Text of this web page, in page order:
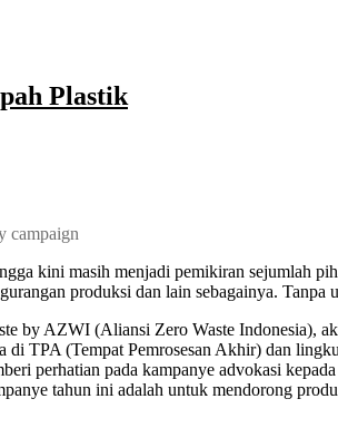
Plastik
campaign
produksi dan lain sebagainya.
by AZWI (Aliansi Zero Waste Indonesia),
TPA (Tempat Pemrosesan Akhir) dan
perhatian pada kampanye advokasi
tahun ini adalah untuk mendorong